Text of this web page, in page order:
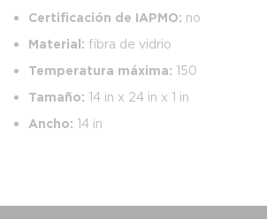
Certificación de IAPMO: no
Material: fibra de vidrio
Temperatura máxima: 150
Tamaño: 14 in x 24 in x 1 in
Ancho: 14 in